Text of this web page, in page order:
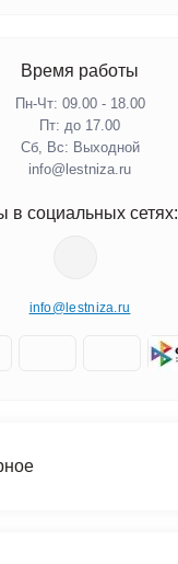
Время работы
Пн-Чт: 09.00 - 18.00
Пт: до 17.00
Сб, Вс: Выходной
info@lestniza.ru
в социальных сетях:
info@lestniza.ru